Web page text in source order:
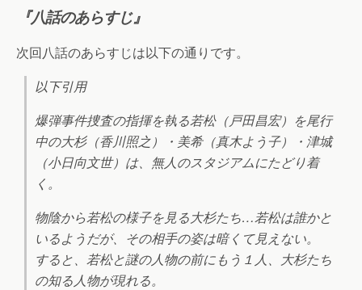
『八話のあらすじ』
次回八話のあらすじは以下の通りです。
以下引用
爆弾事件捜査の指揮を執る若松（戸田昌宏）を尾行
中の大杉（香川照之）・美希（真木よう子）・津城
（小日向文世）は、無人のスタジアムにたどり着
く。
物陰から若松の様子を見る大杉たち…若松は誰かと
いるようだが、その相手の姿は暗くて見えない。
すると、若松と謎の人物の前にもう１人、大杉たち
の知る人物が現れる。